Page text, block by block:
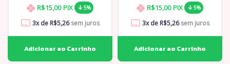
R$15,00 PIX 5%
3x de R$5,26sem juros
R$15,00 PIX 5%
3x de R$5,26sem juros